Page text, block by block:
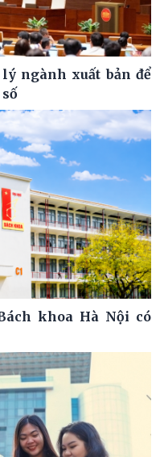
ngành xuất bản để
khoa Hà Nội có